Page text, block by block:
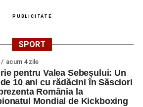
alb, a venit la voi în prag. Să vă
să vă umple coşul. Hristos a înviat!”
să coboare liniştea şi pacea.
PUBLICITATE
SPORT
acum 4 zile
pentru Valea Sebeșului: Un
10 ani cu rădăcini în Săsciori
România la
Mondial de Kickboxing